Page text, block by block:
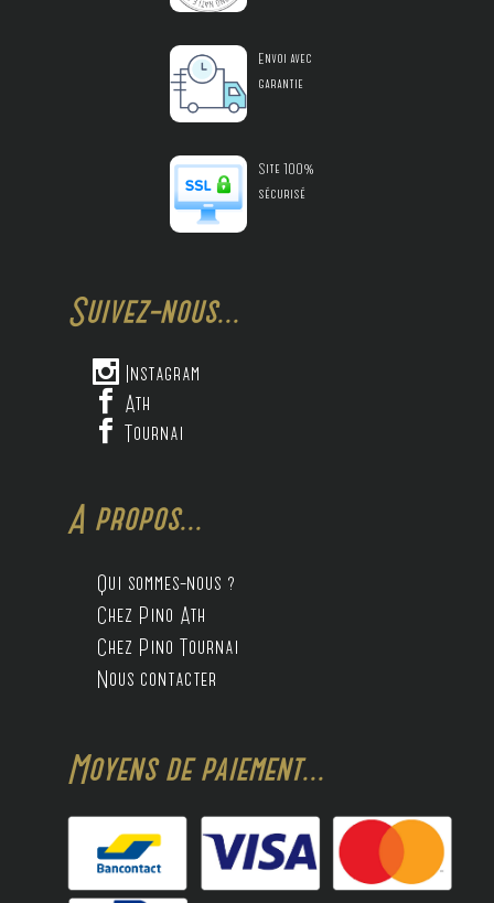
Envoi avec
garantie
Site 100%
sécurisé
Suivez-nous...
 Instagram
 Ath
 Tournai
A propos...
Qui sommes-nous ?
Chez Pino Ath
Chez Pino Tournai
Nous contacter
Moyens de paiement...